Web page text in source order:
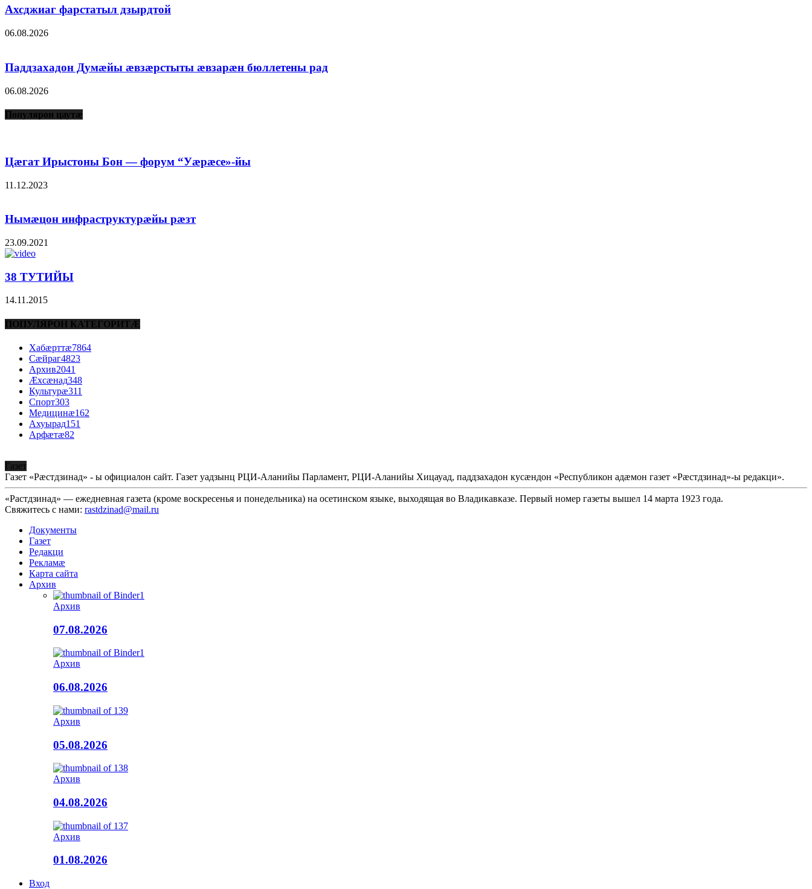
Ахсджиаг фарстатыл дзырдтой
06.08.2026
Паддзахадон Думæйы æвзæрстыты æвзарæн бюллетены рад
06.08.2026
Популярон цаутæ
Цæгат Ирыстоны Бон — форум “Уæрæсе»-йы
11.12.2023
Нымæцон инфраструктурæйы рæзт
23.09.2021
38 ТУТИЙЫ
14.11.2015
ПОПУЛЯРОН КАТЕГОРИТÆ
Хабæрттæ7864
Сæйраг4823
Архив2041
Æхсæнад348
Культурæ311
Спорт303
Медицинæ162
Ахуырад151
Арфæтæ82
Газет
Газет «Рæстдзинад» - ы официалон сайт. Газет уадзынц РЦИ-Аланийы Парламент, РЦИ-Аланийы Хицауад, паддзахадон кусæндон «Республикон адæмон газет «Рæстдзинад»-ы редакци».
«Растдзинад» — ежедневная газета (кроме воскресенья и понедельника) на осетинском языке, выходящая во Владикавказе. Первый номер газеты вышел 14 марта 1923 года.
Свяжитесь с нами: rastdzinad@mail.ru
Документы
Газет
Редакци
Рекламæ
Карта сайта
Архив
Архив
07.08.2026
Архив
06.08.2026
Архив
05.08.2026
Архив
04.08.2026
Архив
01.08.2026
Вход